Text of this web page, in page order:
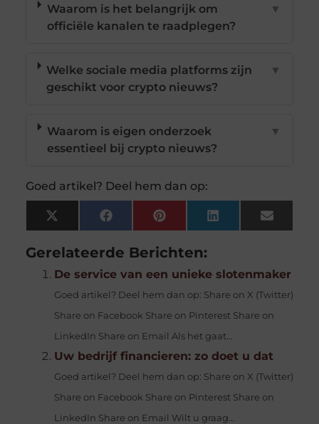
Waarom is het belangrijk om
officiële kanalen te raadplegen?
▼
Welke sociale media platforms zijn
geschikt voor crypto nieuws?
▼
Waarom is eigen onderzoek
essentieel bij crypto nieuws?
▼
Goed artikel? Deel hem dan op:
X
(Twitter)
FacebookPinterestLinkedInEmail
Gerelateerde Berichten:
De service van een unieke slotenmaker
Goed artikel? Deel hem dan op: Share on X (Twitter)
Share on Facebook Share on Pinterest Share on
LinkedIn Share on Email Als het gaat...
Uw bedrijf financieren: zo doet u dat
Goed artikel? Deel hem dan op: Share on X (Twitter)
Share on Facebook Share on Pinterest Share on
LinkedIn Share on Email Wilt u graag...